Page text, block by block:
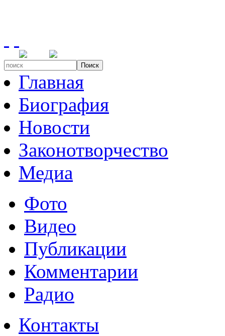
Поиск
Главная
Биография
Новости
Законотворчество
Медиа
Фото
Видео
Публикации
Комментарии
Радио
Контакты